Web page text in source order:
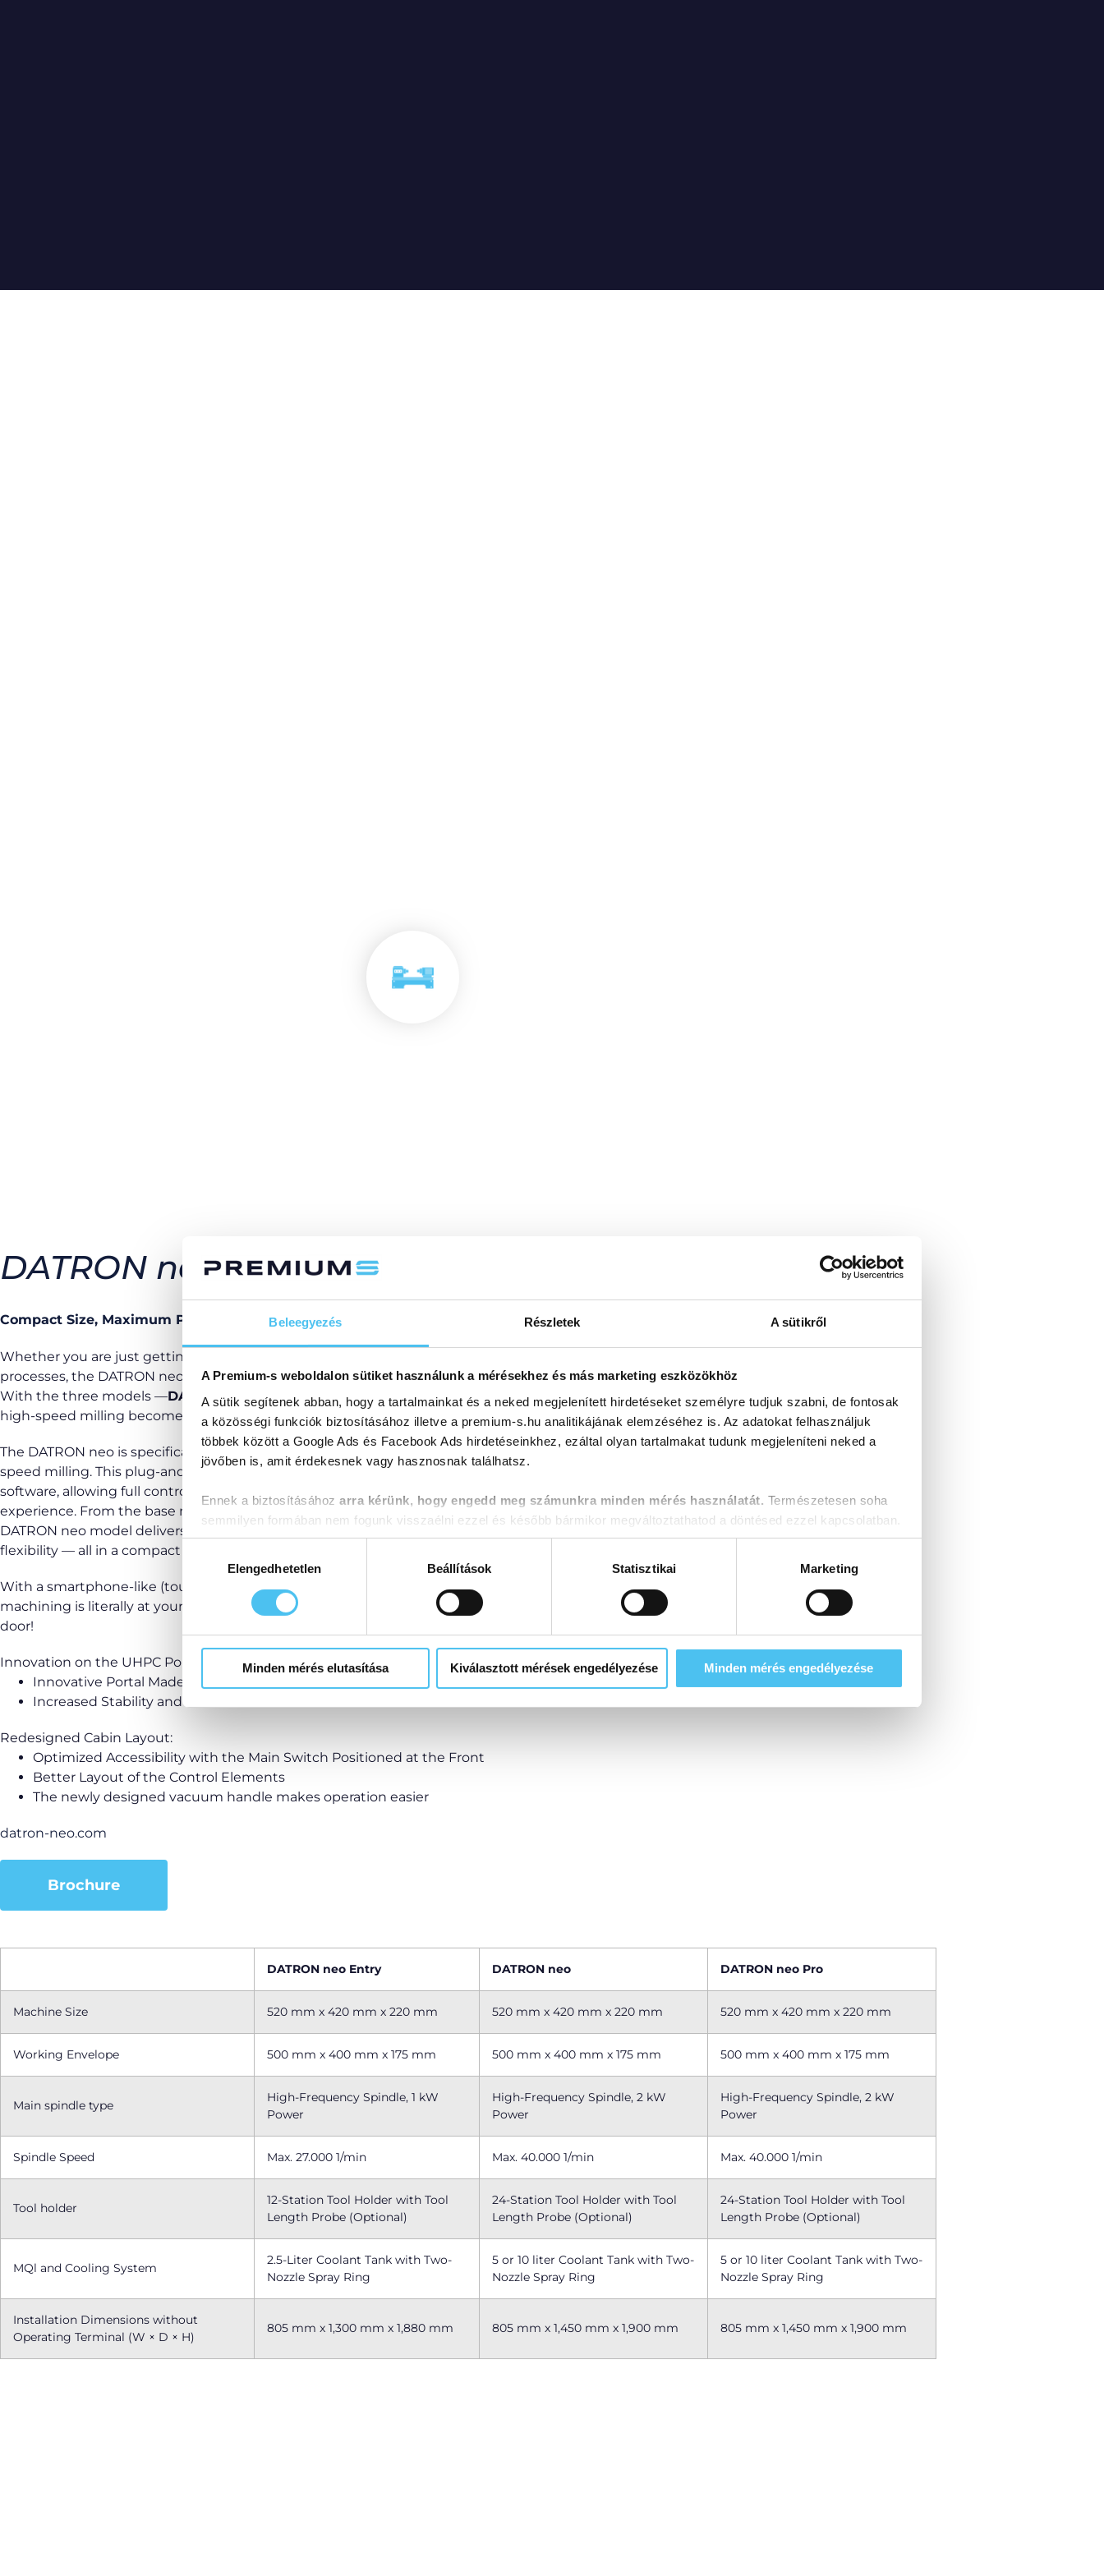
Beleegyezés Részletek A sütikről
A Premium-s weboldalon sütiket használunk a mérésekhez és más marketing eszközökhöz
A sütik segítenek abban, hogy a tartalmainkat és a neked megjelenített hirdetéseket személyre tudjuk szabni, de fontosak
a közösségi funkciók biztosításához illetve a premium-s.hu analitikájának elemzéséhez is. Az adatokat felhasználjuk
többek között a Google Ads és Facebook Ads hirdetéseinkhez, ezáltal olyan tartalmakat tudunk megjeleníteni neked a
jövőben is, amit érdekesnek vagy hasznosnak találhatsz.
Ennek a biztosításához arra kérünk, hogy engedd meg számunkra minden mérés használatát. Természetesen soha
semmilyen formában nem fogunk visszaélni ezzel és később bármikor megváltoztathatod a döntésed ezzel kapcsolatban.
Előre is köszönjük!
kiválasztásaElengedhetetlen Beállítások Statisztikai Marketing
Minden mérés elutasítása Kiválasztott mérések engedélyezése Minden mérés engedélyezése
DATRON neo Family
Compact Size, Maximum Productivity
Whether you are just getting started or looking to scale up complex manufacturing
processes, the DATRON neo family offers the right solution for every level.
With the three models —DATRON neo Entry, DATRON neo and DATRON neo Pro—
high-speed milling becomes more accessible, intuitive, and efficient than ever before.
The DATRON neo is specifically designed and built to provide easy access to high-
speed milling. This plug-and-play system comes with the new DATRON Next
software, allowing full control of 3-axis milling without requiring years of machine
experience. From the base machine to a fully featured professional system, every
DATRON neo model delivers precise results, simple operation, and maximum
flexibility — all in a compact design.
With a smartphone-like (touchscreen) interface, the command for fast and precise
machining is literally at your fingertips. The DATRON neo truly fits through a standard
door!
Innovation on the UHPC Portal:
Innovative Portal Made of UHPC (with Doubled Cross-Section)
Increased Stability and Effective Vibration Reduction
Redesigned Cabin Layout:
Optimized Accessibility with the Main Switch Positioned at the Front
Better Layout of the Control Elements
The newly designed vacuum handle makes operation easier
datron-neo.com
Brochure
DATRON neo Entry DATRON neo DATRON neo Pro
Machine Size 520 mm x 420 mm x 220 mm 520 mm x 420 mm x 220 mm 520 mm x 420 mm x 220 mm
Working Envelope 500 mm x 400 mm x 175 mm 500 mm x 400 mm x 175 mm 500 mm x 400 mm x 175 mm
Main spindle type
High-Frequency Spindle, 1 kW
Power
High-Frequency Spindle, 2 kW
Power
High-Frequency Spindle, 2 kW
Power
Spindle Speed Max. 27.000 1/min Max. 40.000 1/min Max. 40.000 1/min
Tool holder
12-Station Tool Holder with Tool
Length Probe (Optional)
24-Station Tool Holder with Tool
Length Probe (Optional)
24-Station Tool Holder with Tool
Length Probe (Optional)
MQl and Cooling System
2.5-Liter Coolant Tank with Two-
Nozzle Spray Ring
5 or 10 liter Coolant Tank with Two-
Nozzle Spray Ring
5 or 10 liter Coolant Tank with Two-
Nozzle Spray Ring
Installation Dimensions without
Operating Terminal (W × D × H)
805 mm x 1,300 mm x 1,880 mm 805 mm x 1,450 mm x 1,900 mm 805 mm x 1,450 mm x 1,900 mm